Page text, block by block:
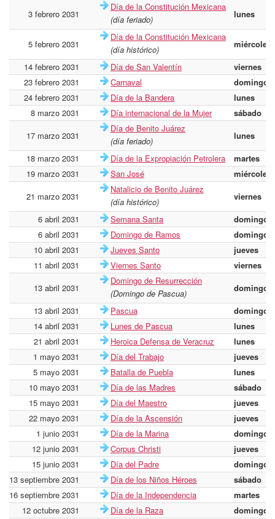
3 febrero 2031
Día de la Constitución Mexicana
(día feriado)
lunes
5 febrero 2031
Día de la Constitución Mexicana
(día histórico)
miércoles
14 febrero 2031
Día de San Valentín
viernes
23 febrero 2031
Carnaval
domingo
24 febrero 2031
Día de la Bandera
lunes
8 marzo 2031
Día internacional de la Mujer
sábado
17 marzo 2031
Día de Benito Juárez
(día feriado)
lunes
18 marzo 2031
Día de la Expropiación Petrolera
martes
19 marzo 2031
San José
miércoles
21 marzo 2031
Natalicio de Benito Juárez
(día histórico)
viernes
6 abril 2031
Semana Santa
domingo
6 abril 2031
Domingo de Ramos
domingo
10 abril 2031
Jueves Santo
jueves
11 abril 2031
Viernes Santo
viernes
13 abril 2031
Domingo de Resurrección
(Domingo de Pascua)
domingo
13 abril 2031
Pascua
domingo
14 abril 2031
Lunes de Pascua
lunes
21 abril 2031
Heroica Defensa de Veracruz
lunes
1 mayo 2031
Día del Trabajo
jueves
5 mayo 2031
Batalla de Puebla
lunes
10 mayo 2031
Día de las Madres
sábado
15 mayo 2031
Día del Maestro
jueves
22 mayo 2031
Día de la Ascensión
jueves
1 junio 2031
Día de la Marina
domingo
12 junio 2031
Corpus Christi
jueves
15 junio 2031
Día del Padre
domingo
13 septiembre 2031
Día de los Niños Héroes
sábado
16 septiembre 2031
Día de la Independencia
martes
12 octubre 2031
Día de la Raza
domingo